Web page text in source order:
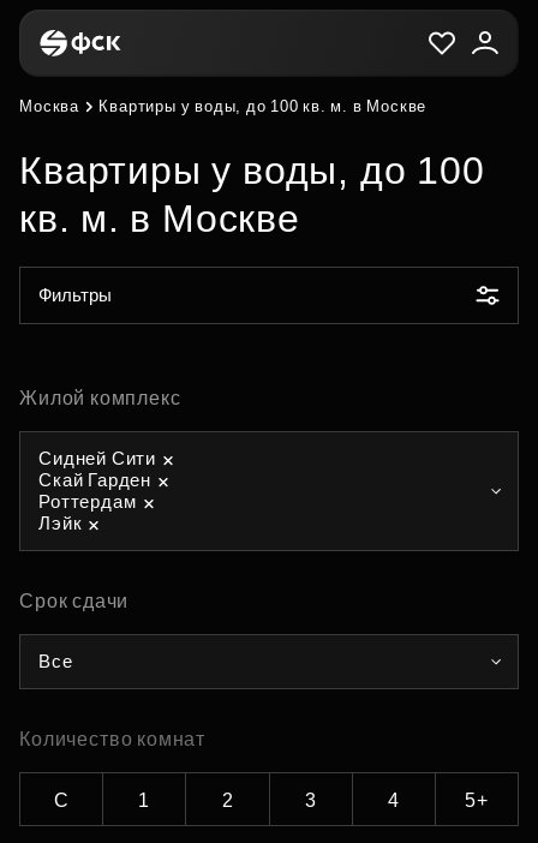
Москва Квартиры у воды, до 100 кв. м. в Москве
Квартиры у воды, до 100
кв. м. в Москве
Фильтры
Жилой комплекс
Сидней Сити
Скай Гарден
Роттердам
Лэйк
Срок сдачи
Все
Количество комнат
С 1 2 3 4 5+